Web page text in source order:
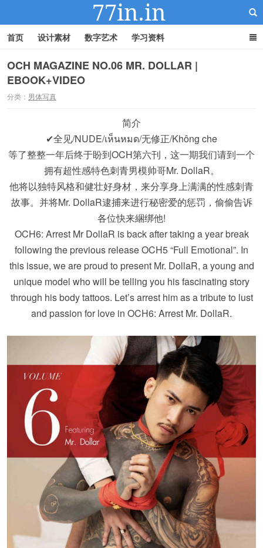
首页 设计素材 数字艺术 学习资料
OCH MAGAZINE NO.06 MR. DOLLAR |
EBOOK+VIDEO
分类： 男体写真
简介
✔全见/NUDE/เห็นหมด/无修正/Không che
等了整整一年后终于盼到OCH第六刊，这一期我们请到一个
拥有超性感特色刺青男模帅哥Mr. DollaR。
他将以独特风格和健壮好身材，来分享身上满满的性感刺青
故事。并将Mr. DollaR逮捕来进行秘密爱的惩罚，偷偷告诉
各位快来綑绑他!
OCH6: Arrest Mr DollaR is back after taking a year break
following the previous release OCH5 “Full Emotional”. In
this issue, we are proud to present Mr. DollaR, a young and
unique model who will be telling you his fascinating story
through his body tattoos. Let’s arrest him as a tribute to lust
and passion for love in OCH6: Arrest Mr. DollaR.